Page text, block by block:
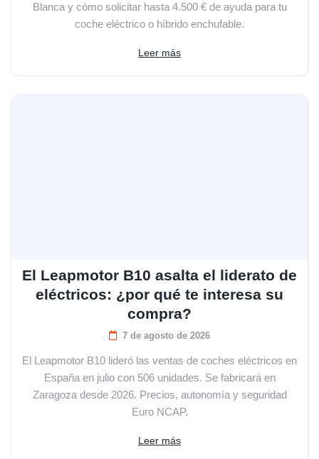
Blanca y cómo solicitar hasta 4.500 € de ayuda para tu
coche eléctrico o híbrido enchufable.
Leer más
El Leapmotor B10 asalta el liderato de
eléctricos: ¿por qué te interesa su
compra?
7 de agosto de 2026
El Leapmotor B10 lideró las ventas de coches eléctricos en
España en julio con 506 unidades. Se fabricará en
Zaragoza desde 2026. Precios, autonomía y seguridad
Euro NCAP.
Leer más